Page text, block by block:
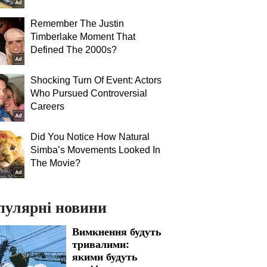
Remember The Justin
Timberlake Moment That
Defined The 2000s?
Shocking Turn Of Event: Actors
Who Pursued Controversial
Careers
Did You Notice How Natural
Simba’s Movements Looked In
The Movie?
новини
Вимкнення будуть
тривалими:
якими будуть